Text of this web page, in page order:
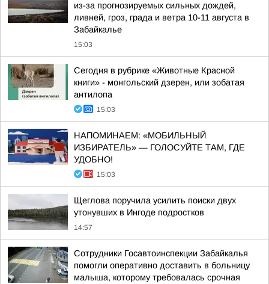
из-за прогнозируемых сильных дождей,
ливней, гроз, града и ветра 10-11 августа в
Забайкалье
15:03
Сегодня в рубрике «Животные Красной
книги» - монгольский дзерен, или зобатая
антилопа
15:03
НАПОМИНАЕМ: «МОБИЛЬНЫЙ
ИЗБИРАТЕЛЬ» — ГОЛОСУЙТЕ ТАМ, ГДЕ
УДОБНО!
15:03
Щеглова поручила усилить поиски двух
утонувших в Ингоде подростков
14:57
Сотрудники Госавтоинспекции Забайкалья
помогли оперативно доставить в больницу
малыша, которому требовалась срочная